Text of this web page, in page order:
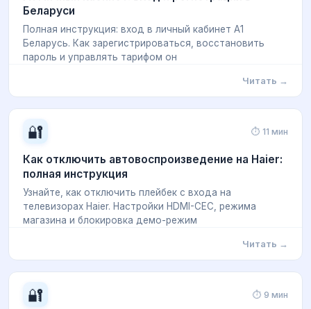
Беларуси
Полная инструкция: вход в личный кабинет А1
Беларусь. Как зарегистрироваться, восстановить
пароль и управлять тарифом он
Читать →
🔐 ⏱ 11 мин
Как отключить автовоспроизведение на Haier:
полная инструкция
Узнайте, как отключить плейбек с входа на
телевизорах Haier. Настройки HDMI-CEC, режима
магазина и блокировка демо-режим
Читать →
🔐 ⏱ 9 мин